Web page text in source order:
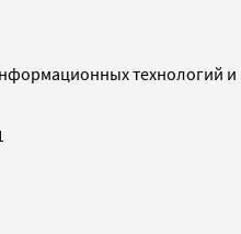
технологий